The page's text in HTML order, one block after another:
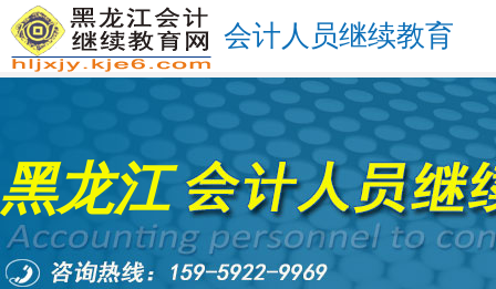
会计人员继续教育
黑龙江